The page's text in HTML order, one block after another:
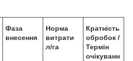
Фаза
внесення
Норма
витрати
л/га
Кратність
обробок /
Термін
очікуванн